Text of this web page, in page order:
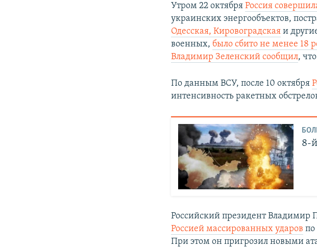
Утром 22 октябряРоссия
украинских энергообъектов,
Одесская, Кировоградская и
военных, было сбито не менее 18
Владимир Зеленский сообщил,
По данным ВСУ, после 10 октября
интенсивность ракетных
8-
Российский президент Владимир
Россией массированных ударов по
При этом он пригрозил новыми